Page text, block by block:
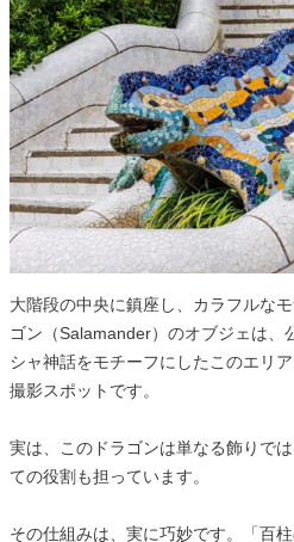
大階段の中央に鎮座し、カラフルな
ゴン（Salamander）のオブジェは、
シャ神話をモチーフにしたこのエリ
撮影スポットです。
実は、このドラゴンは単なる飾りで
ての役割も担っています。
その仕組みは、実に巧妙です。「百